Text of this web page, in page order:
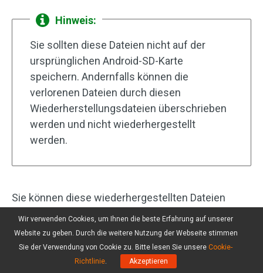
Hinweis:
Sie sollten diese Dateien nicht auf der
ursprünglichen Android-SD-Karte
speichern. Andernfalls können die
verlorenen Dateien durch diesen
Wiederherstellungsdateien überschrieben
werden und nicht wiederhergestellt
werden.
Sie können diese wiederhergestellten Dateien
sofort verwenden.
Klicken zum Twittern
Wir verwenden Cookies, um Ihnen die beste Erfahrung auf unserer
Website zu geben. Durch die weitere Nutzung der Webseite stimmen
Sie der Verwendung von Cookie zu. Bitte lesen Sie unsere Cookie-
Richtlinie. Akzeptieren